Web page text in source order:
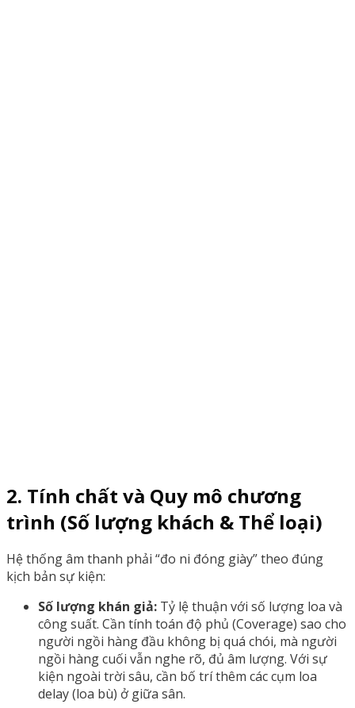
2. Tính chất và Quy mô chương
trình (Số lượng khách & Thể loại)
Hệ thống âm thanh phải “đo ni đóng giày” theo đúng
kịch bản sự kiện:
Số lượng khán giả: Tỷ lệ thuận với số lượng loa và
công suất. Cần tính toán độ phủ (Coverage) sao cho
người ngồi hàng đầu không bị quá chói, mà người
ngồi hàng cuối vẫn nghe rõ, đủ âm lượng. Với sự
kiện ngoài trời sâu, cần bố trí thêm các cụm loa
delay (loa bù) ở giữa sân.